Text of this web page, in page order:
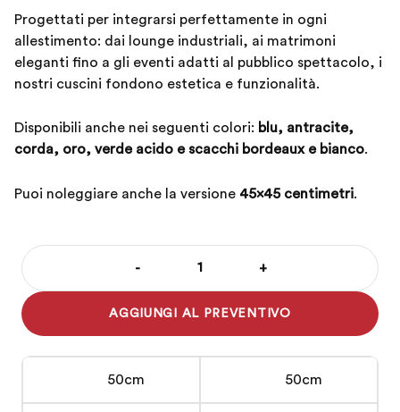
Progettati per integrarsi perfettamente in ogni
allestimento: dai lounge industriali, ai matrimoni
eleganti fino a gli eventi adatti al pubblico spettacolo, i
nostri cuscini fondono estetica e funzionalità.
Disponibili anche nei seguenti colori: blu, antracite,
corda, oro, verde acido e scacchi bordeaux e bianco.
Puoi noleggiare anche la versione 45×45 centimetri.
-
cm
+
AGGIUNGI AL PREVENTIVO
50cm 50cm